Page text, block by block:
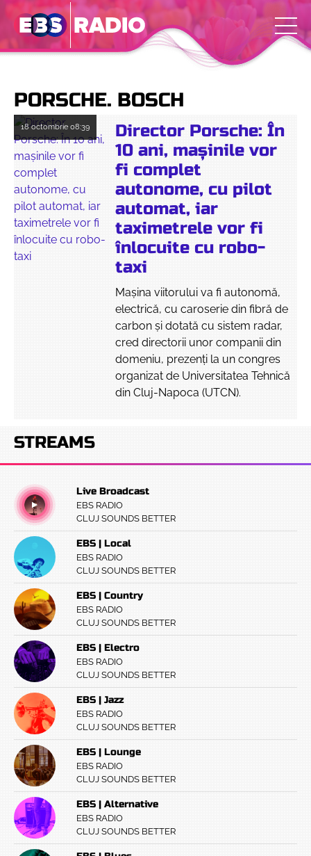
PORSCHE. BOSCH
18 octombrie 08:39
Director Porsche: În
10 ani, mașinile vor
fi complet
autonome, cu pilot
automat, iar
taximetrele vor fi
înlocuite cu robo-
taxi
Mașina viitorului va fi autonomă,
electrică, cu caroserie din fibră de
carbon și dotată cu sistem radar,
cred directorii unor companii din
domeniu, prezenți la un congres
organizat de Universitatea Tehnică
din Cluj-Napoca (UTCN).
STREAMS
Live Broadcast
EBS RADIO
CLUJ SOUNDS BETTER
EBS | Local
EBS RADIO
CLUJ SOUNDS BETTER
EBS | Country
EBS RADIO
CLUJ SOUNDS BETTER
EBS | Electro
EBS RADIO
CLUJ SOUNDS BETTER
EBS | Jazz
EBS RADIO
CLUJ SOUNDS BETTER
EBS | Lounge
EBS RADIO
CLUJ SOUNDS BETTER
EBS | Alternative
EBS RADIO
CLUJ SOUNDS BETTER